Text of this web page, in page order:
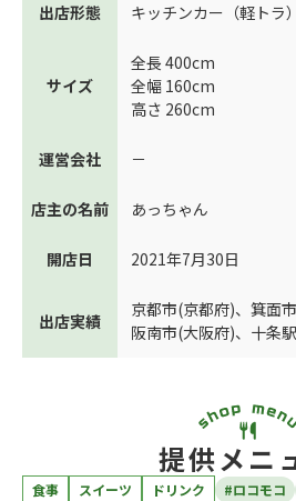
出店形態 キッチンカー（軽トラ）
サイズ
全長 400cm
全幅 160cm
高さ 260cm
運営会社 －
店主の名前 あっちゃん
開店日 2021年7月30日
出店実績
京都市(京都府)、 箕面
阪南市(大阪府)、 十条駅
提供メニ
食事 スイーツ ドリンク #ロコモコ